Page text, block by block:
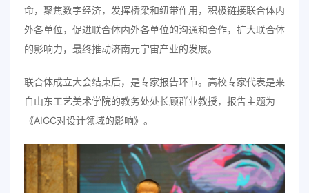
命，聚焦数字经济，发挥桥梁和纽带作用，积极链接联合体内
外各单位，促进联合体内外各单位的沟通和合作，扩大联合体
的影响力，最终推动济南元宇宙产业的发展。
联合体成立大会结束后，是专家报告环节。高校专家代表是来
自山东工艺美术学院的教务处处长顾群业教授，报告主题为
《AIGC对设计领域的影响》。